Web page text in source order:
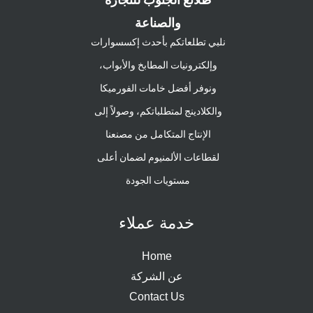
والصناعة
نلبي تطلعاتكم بأحدث إكسسوارات
وإلكترونيات المطابخ والأبواب،
ونوفر أفضل خامات الفورميكا
والكلادينج لمتطلباتكم، وصولاً إلى
الإنتاج المتكامل من مصنعنا
لقطاعات الألمنيوم لضمان أعلى
مستويات الجودة
خدمة عملاء
Home
عن الشركة
Contact Us